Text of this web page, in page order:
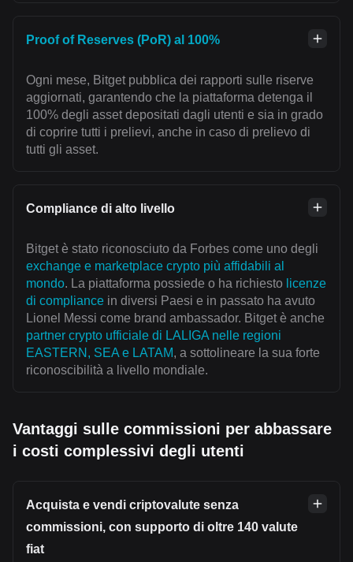
Proof of Reserves (PoR) al 100%
Ogni mese, Bitget pubblica dei rapporti sulle riserve
aggiornati, garantendo che la piattaforma detenga il
100% degli asset depositati dagli utenti e sia in grado
di coprire tutti i prelievi, anche in caso di prelievo di
tutti gli asset.
Compliance di alto livello
Bitget è stato riconosciuto da Forbes come uno degli
exchange e marketplace crypto più affidabili al
mondo. La piattaforma possiede o ha richiesto licenze
di compliance in diversi Paesi e in passato ha avuto
Lionel Messi come brand ambassador. Bitget è anche
partner crypto ufficiale di LALIGA nelle regioni
EASTERN, SEA e LATAM, a sottolineare la sua forte
riconoscibilità a livello mondiale.
Vantaggi sulle commissioni per abbassare
i costi complessivi degli utenti
Acquista e vendi criptovalute senza
commissioni, con supporto di oltre 140 valute
fiat